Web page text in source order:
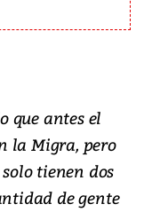
que antes el
la Migra, pero
tienen dos
de gente